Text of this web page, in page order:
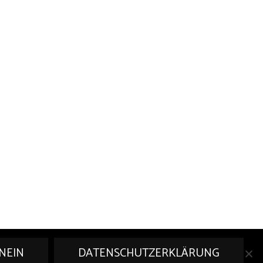
NEIN DATENSCHUTZERKLÄRUNG